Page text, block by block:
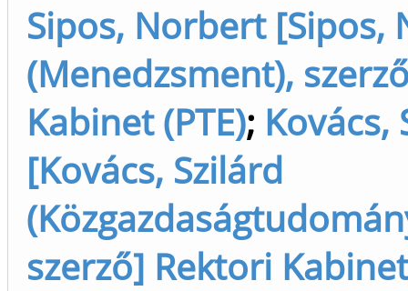
Sipos, Norbert [Sipos,
(Menedzsment),
Kabinet (PTE); Kovács,
[Kovács, Szilárd
szerző] Rektori